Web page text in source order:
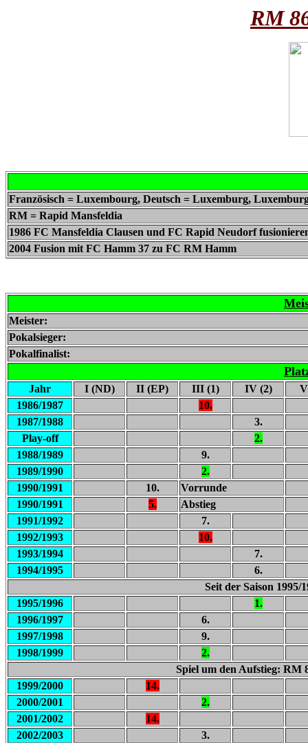
RM
Französisch = Luxembourg, Deutsch = Luxemburg,
RM = Rapid Mansfeldia
1986 FC Mansfeldia Clausen und FC Rapid Neudorf
2004 Fusion mit FC Hamm 37 zu FC RM Hamm
Meister:
Pokalsieger:
Pokalfinalist:
Jahr I (ND) II (EP) III (1) IV (2)
1986/1987
10.
1987/1988
3.
Play-off
2.
1988/1989
9.
1989/1990
2.
1990/1991
10.
Vorrunde
1990/1991
5.
Abstieg
1991/1992
7.
1992/1993
10.
1993/1994
7.
1994/1995
6.
Seit der Saison 1995/
1995/1996
1.
1996/1997
6.
1997/1998
9.
1998/1999
2.
Spiel um den Aufstieg:
1999/2000
14.
2000/2001
2.
2001/2002
14.
2002/2003
3.